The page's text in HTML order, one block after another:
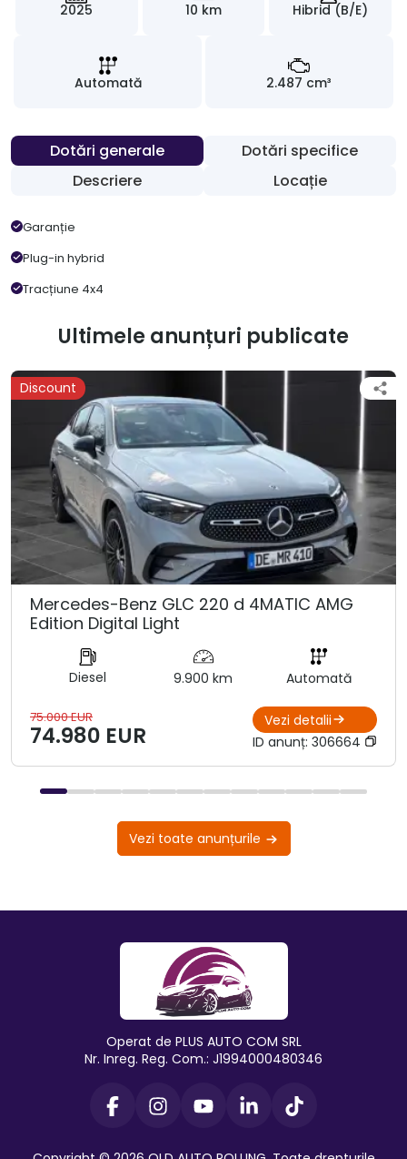
2025 10 km Hibrid (B/E)
Automată 2.487 cm³
Dotări generale
Dotări specifice
Descriere
Locație
Garanție
Plug-in hybrid
Tracțiune 4x4
Ultimele anunțuri publicate
Discount
Mercedes-Benz GLC 220 d 4MATIC AMG
Edition Digital Light
Diesel 9.900 km Automată
75.000 EUR
74.980 EUR
Vezi detalii
ID anunț: 306664
Vezi toate anunțurile
Operat de PLUS AUTO COM SRL
Nr. Inreg. Reg. Com.: J1994000480346